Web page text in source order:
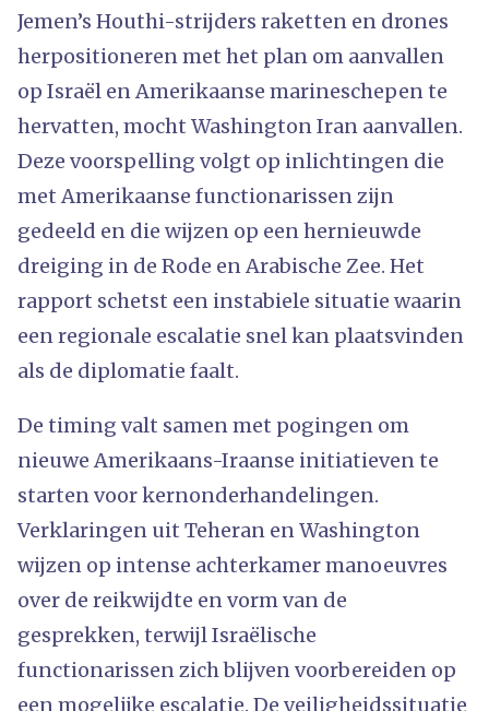
Jemen’s Houthi-strijders raketten en drones
herpositioneren met het plan om aanvallen
op Israël en Amerikaanse marineschepen te
hervatten, mocht Washington Iran aanvallen.
Deze voorspelling volgt op inlichtingen die
met Amerikaanse functionarissen zijn
gedeeld en die wijzen op een hernieuwde
dreiging in de Rode en Arabische Zee. Het
rapport schetst een instabiele situatie waarin
een regionale escalatie snel kan plaatsvinden
als de diplomatie faalt.
De timing valt samen met pogingen om
nieuwe Amerikaans-Iraanse initiatieven te
starten voor kernonderhandelingen.
Verklaringen uit Teheran en Washington
wijzen op intense achterkamer manoeuvres
over de reikwijdte en vorm van de
gesprekken, terwijl Israëlische
functionarissen zich blijven voorbereiden op
een mogelijke escalatie. De veiligheidssituatie